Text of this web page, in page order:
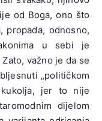
od Boga, ono što
propada, odnosno,
u sebi je
važno je da se
„političkom
kukolja, jer to nije
dijelom